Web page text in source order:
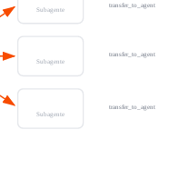
Subagente
Subagente
Subagente
transfer_to_agent
transfer_to_agent
transfer_to_agent